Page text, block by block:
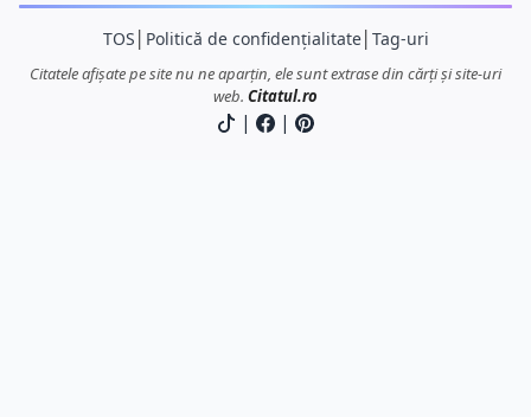
TOS Politică de confidențialitate│ Tag-uri
Citatele afișate pe site nu ne aparțin, ele sunt extrase din cărți și site-uri
web. Citatul.ro
| |